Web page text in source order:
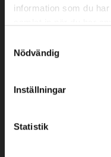
information som du
Nödvändig
Inställningar
Statistik
Om Debe